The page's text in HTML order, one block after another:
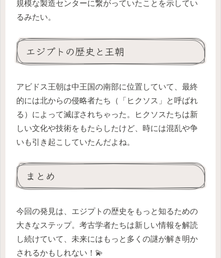
規模な製造センターに繋がっていたことを示してい
るみたい。
エジプトの歴史と王朝
アビドス王朝は中王国の南部に位置していて、最終
的には北からの侵略者たち（「ヒクソス」と呼ばれ
る）によって滅ぼされちゃった。ヒクソスたちは新
しい文化や技術をもたらしたけど、時には混乱や争
いも引き起こしていたんだよね。
まとめ
今回の発見は、エジプトの歴史をもっと知るための
大きなステップ。考古学者たちは新しい情報を解読
し続けていて、未来にはもっと多くの謎が解き明か
されるかもしれない！💫